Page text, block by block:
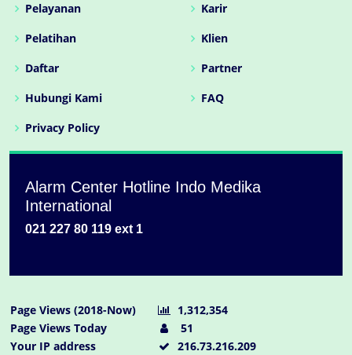
Pelayanan
Pelatihan
Daftar
Hubungi Kami
Privacy Policy
Karir
Klien
Partner
FAQ
Alarm Center Hotline Indo Medika
International
021 227 80 119 ext 1
Page Views (2018-Now)
1,312,354
Page Views Today
51
Your IP address
216.73.216.209